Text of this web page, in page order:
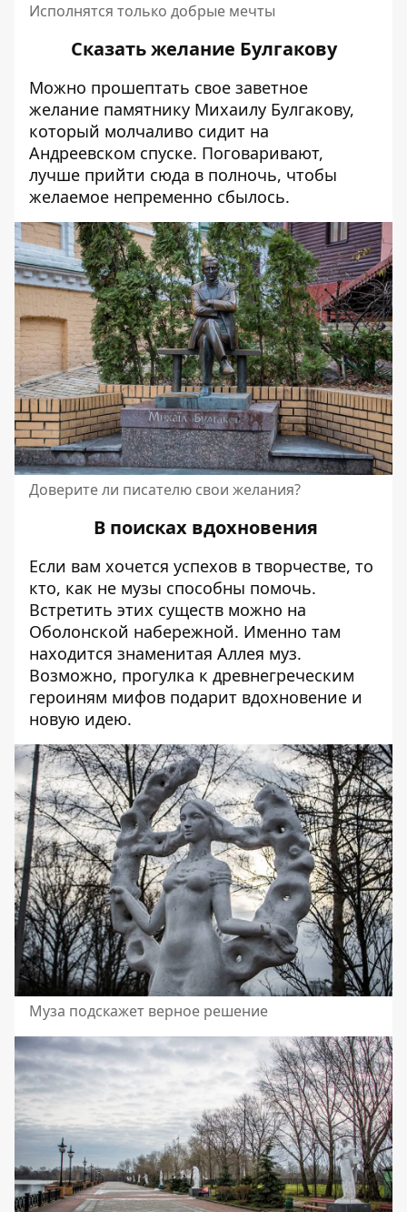
Исполнятся только добрые мечты
Сказать желание Булгакову
Можно прошептать свое заветное
желание памятнику Михаилу Булгакову,
который молчаливо сидит на
Андреевском спуске. Поговаривают,
лучше прийти сюда в полночь, чтобы
желаемое непременно сбылось.
Доверите ли писателю свои желания?
В поисках вдохновения
Если вам хочется успехов в творчестве, то
кто, как не музы способны помочь.
Встретить этих существ можно на
Оболонской набережной. Именно там
находится знаменитая Аллея муз.
Возможно, прогулка к древнегреческим
героиням мифов подарит вдохновение и
новую идею.
Муза подскажет верное решение